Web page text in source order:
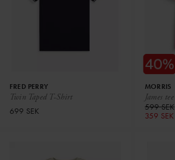
Twin Taped T-Shirt
FRED PERRY
699 SEK
James tee
MORRIS
599 SEK
359 SEK